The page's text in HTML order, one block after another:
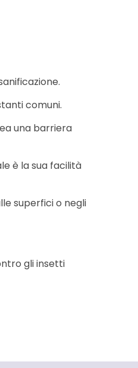
comuni.
una barriera
è la sua facilità
superfici o negli
gli insetti